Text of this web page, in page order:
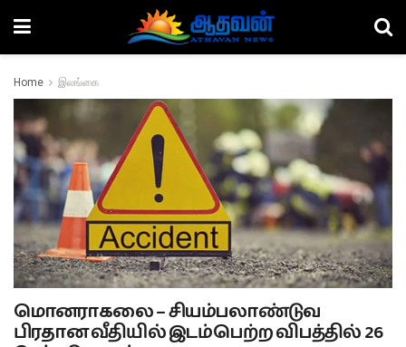
Home இலங்கை
மொனராகலை – சியம்பலாண்டுவ
பிரதான வீதியில் இடம்பெற்ற விபத்தில் 26